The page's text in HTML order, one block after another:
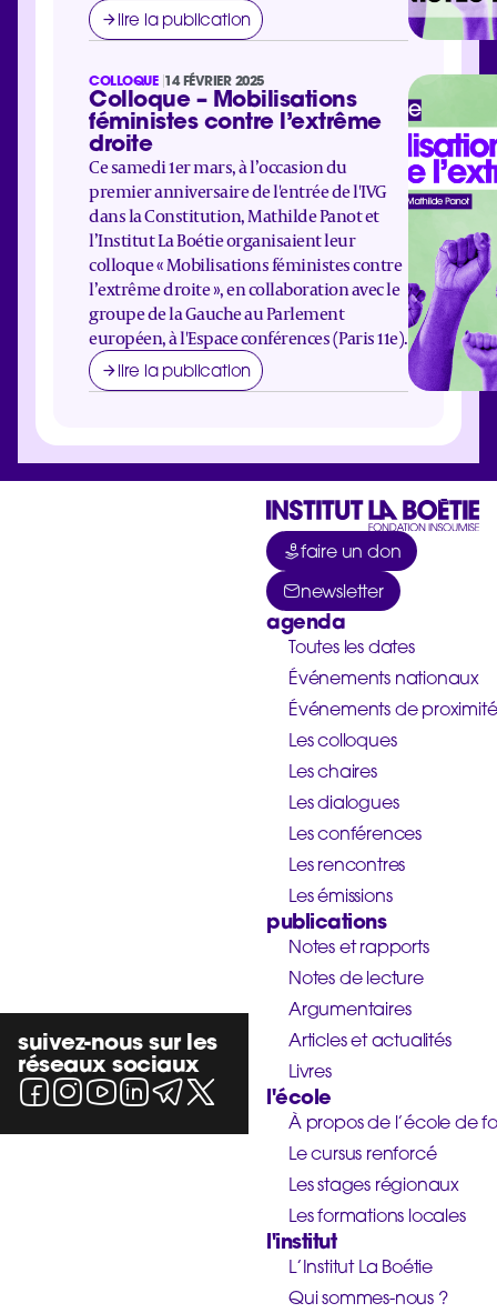
lire la publication
COLLOQUE 14 FÉVRIER 2025
Colloque – Mobilisations
féministes contre l’extrême
droite
Ce samedi 1er mars, à l’occasion du
premier anniversaire de l'entrée de l'IVG
dans la Constitution, Mathilde Panot et
l’Institut La Boétie organisaient leur
colloque « Mobilisations féministes contre
l’extrême droite », en collaboration avec le
groupe de la Gauche au Parlement
européen, à l'Espace conférences (Paris 11e).
lire la publication
suivez-nous sur les
réseaux sociaux
faire un don
newsletter
agenda
Toutes les dates
Événements nationaux
Événements de proximité
Les colloques
Les chaires
Les dialogues
Les conférences
Les rencontres
Les émissions
publications
Notes et rapports
Notes de lecture
Argumentaires
Articles et actualités
Livres
l'école
À propos de l’école de
Le cursus renforcé
Les stages régionaux
Les formations locales
l'institut
L’Institut La Boétie
Qui sommes-nous ?